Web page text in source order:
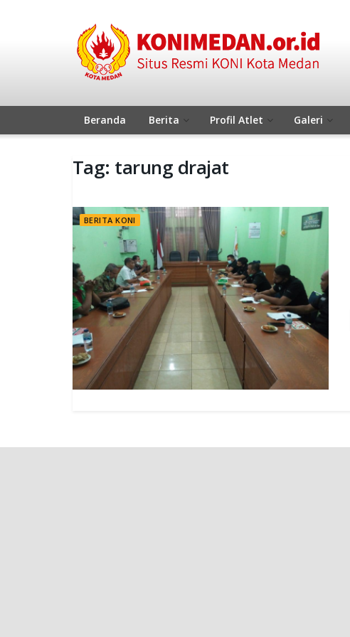
Beranda Berita Profil Atlet Galeri
Tag: tarung drajat
BERITA KONI